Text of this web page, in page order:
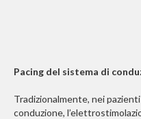
Pacing del sistema di
Tradizionalmente, nei
conduzione,